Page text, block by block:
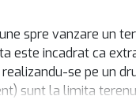
spre vanzare un
este incadrat ca
se pe un
sunt la limita